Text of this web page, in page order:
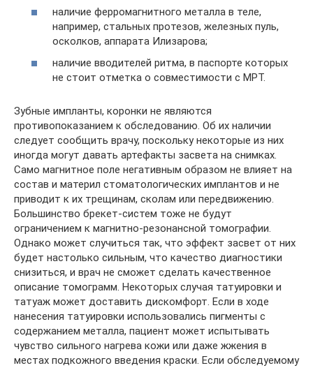
наличие ферромагнитного металла в теле,
например, стальных протезов, железных пуль,
осколков, аппарата Илизарова;
наличие вводителей ритма, в паспорте которых
не стоит отметка о совместимости с МРТ.
Зубные импланты, коронки не являются
противопоказанием к обследованию. Об их наличии
следует сообщить врачу, поскольку некоторые из них
иногда могут давать артефакты засвета на снимках.
Само магнитное поле негативным образом не влияет на
состав и материл стоматологических имплантов и не
приводит к их трещинам, сколам или передвижению.
Большинство брекет-систем тоже не будут
ограничением к магнитно-резонансной томографии.
Однако может случиться так, что эффект засвет от них
будет настолько сильным, что качество диагностики
снизиться, и врач не сможет сделать качественное
описание томограмм. Некоторых случая татуировки и
татуаж может доставить дискомфорт. Если в ходе
нанесения татуировки использовались пигменты с
содержанием металла, пациент может испытывать
чувство сильного нагрева кожи или даже жжения в
местах подкожного введения краски. Если обследуемому